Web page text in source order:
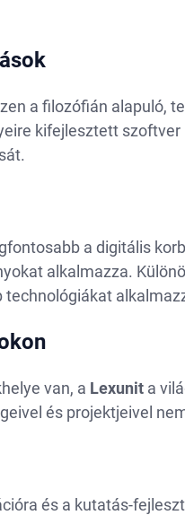
a filozófián alapuló,
kifejlesztett
a digitális
alkalmazza.
technológiákat
van, a Lexunita
és projektjeivel
és a kutatás-